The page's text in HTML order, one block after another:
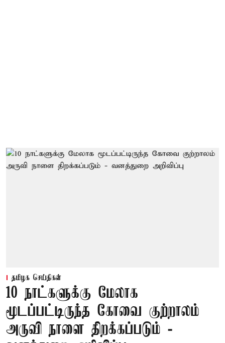
தமிழக செய்திகள்
10 நாட்களுக்கு மேலாக
மூடப்பட்டிருந்த கோவை குற்றாலம்
அருவி நாளை திறக்கப்படும் -